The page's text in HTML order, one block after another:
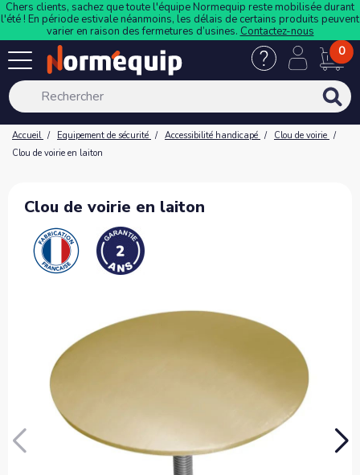
Chers clients, sachez que toute l'équipe Normequip reste mobilisée durant
l'été ! En période estivale néanmoins, les délais de certains produits peuvent
varier en raison des fermetures d’usines. Contactez-nous
0
Accueil Equipement de sécurité Accessibilité handicapé
Clou de voirie
Clou de voirie en laiton
Clou de voirie en laiton